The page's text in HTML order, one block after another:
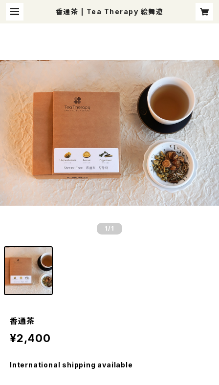
香通茶 | Tea Therapy 絵舞遊
1 /1
香通茶
¥2,400
International shipping available